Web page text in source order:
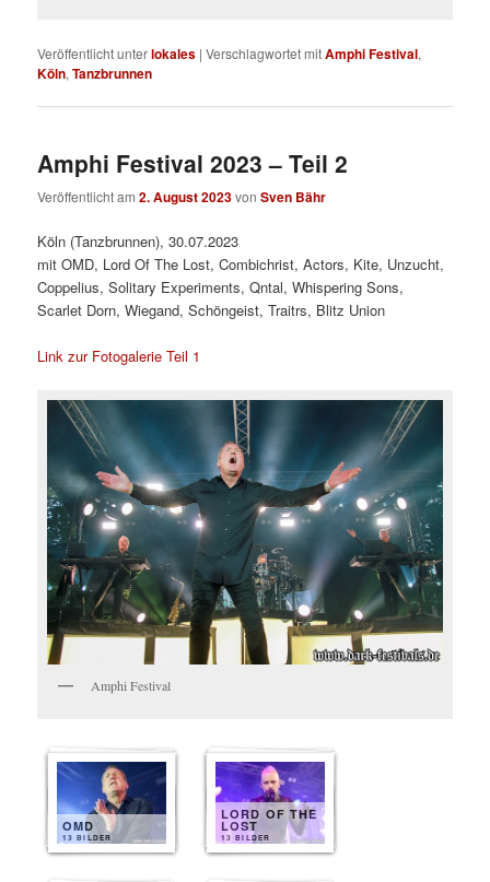
Veröffentlicht unterlokales |Verschlagwortet mitAmphi Festival,
Köln,Tanzbrunnen
Amphi Festival 2023 – Teil 2
Veröffentlicht am2. August 2023vonSven Bähr
Köln (Tanzbrunnen), 30.07.2023
mit OMD, Lord Of The Lost, Combichrist, Actors, Kite, Unzucht,
Coppelius, Solitary Experiments, Qntal, Whispering Sons,
Scarlet Dorn, Wiegand, Schöngeist, Traitrs, Blitz Union
Link zur Fotogalerie Teil 1
Amphi Festival
OMD
13 BILDER
LORD OF THE
LOST
13 BILDER